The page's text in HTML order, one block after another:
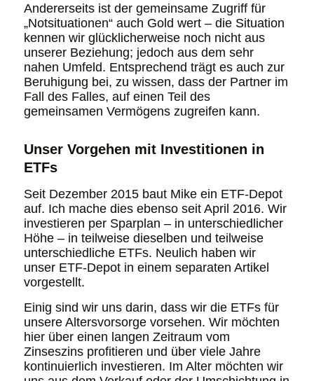
Andererseits ist der gemeinsame Zugriff für
„Notsituationen“ auch Gold wert – die Situation
kennen wir glücklicherweise noch nicht aus
unserer Beziehung; jedoch aus dem sehr
nahen Umfeld. Entsprechend trägt es auch zur
Beruhigung bei, zu wissen, dass der Partner im
Fall des Falles, auf einen Teil des
gemeinsamen Vermögens zugreifen kann.
Unser Vorgehen mit Investitionen in
ETFs
Seit Dezember 2015 baut Mike ein ETF-Depot
auf. Ich mache dies ebenso seit April 2016. Wir
investieren per Sparplan – in unterschiedlicher
Höhe – in teilweise dieselben und teilweise
unterschiedliche ETFs. Neulich haben wir
unser ETF-Depot in einem separaten Artikel
vorgestellt.
Einig sind wir uns darin, dass wir die ETFs für
unsere Altersvorsorge vorsehen. Wir möchten
hier über einen langen Zeitraum vom
Zinseszins profitieren und über viele Jahre
kontinuierlich investieren. Im Alter möchten wir